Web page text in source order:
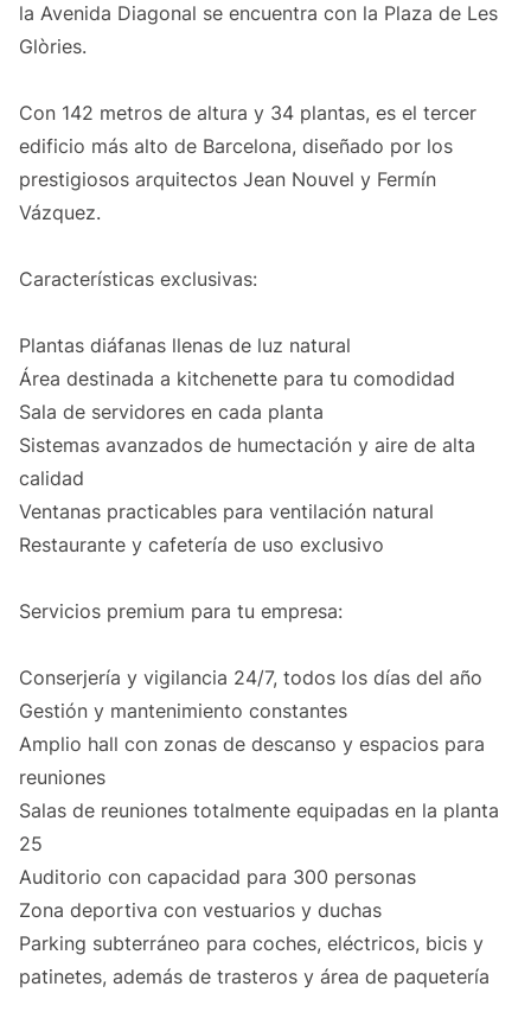
la Avenida Diagonal se encuentra con la Plaza de Les
Glòries.
Con 142 metros de altura y 34 plantas, es el tercer
edificio más alto de Barcelona, diseñado por los
prestigiosos arquitectos Jean Nouvel y Fermín
Vázquez.
Características exclusivas:
Plantas diáfanas llenas de luz natural
Área destinada a kitchenette para tu comodidad
Sala de servidores en cada planta
Sistemas avanzados de humectación y aire de alta
calidad
Ventanas practicables para ventilación natural
Restaurante y cafetería de uso exclusivo
Servicios premium para tu empresa:
Conserjería y vigilancia 24/7, todos los días del año
Gestión y mantenimiento constantes
Amplio hall con zonas de descanso y espacios para
reuniones
Salas de reuniones totalmente equipadas en la planta
25
Auditorio con capacidad para 300 personas
Zona deportiva con vestuarios y duchas
Parking subterráneo para coches, eléctricos, bicis y
patinetes, además de trasteros y área de paquetería